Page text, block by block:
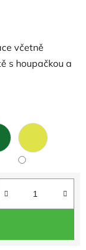
včetně
s houpačkou a